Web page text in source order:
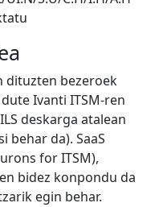
dituzten bezeroek
Ivanti ITSM-ren
deskarga atalean
behar da). SaaS
for ITSM),
bidez konpondu da
egin behar.